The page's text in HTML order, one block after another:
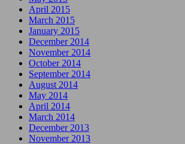
April 2015
March 2015
January 2015
December 2014
November 2014
October 2014
September 2014
August 2014
May 2014
April 2014
March 2014
December 2013
November 2013